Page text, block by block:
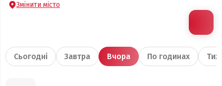
Змінити місто
Сьогодні Завтра Вчора По годинах